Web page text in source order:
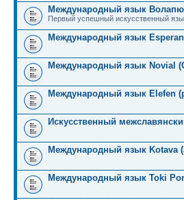
Международный язык
Первый успешный искусственный
Международный язык
Международный язык Novial
Международный язык Elefen
Искусственный
Международный язык Kotava
Международный язык Toki